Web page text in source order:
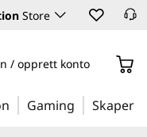
Store
/ opprett konto
Gaming Skaper